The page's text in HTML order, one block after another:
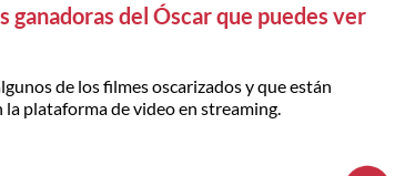
ganadoras del Óscar que puedes ver
de los filmes oscarizados y que están
la plataforma de video en streaming.